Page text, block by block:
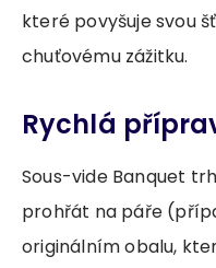
které povyšuje svou
chuťovému zážitku.
Rychlá
Sous-vide Banquet
prohřát na páře
originálním obalu,